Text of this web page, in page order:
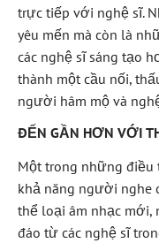
trực tiếp với nghệ sĩ.
yêu mến mà còn là
các nghệ sĩ sáng tạo
thành một cầu nối,
người hâm mộ và
ĐẾN GẦN HƠN VỚI
Một trong những điều
khả năng người nghe
thể loại âm nhạc mới,
đáo từ các nghệ sĩ